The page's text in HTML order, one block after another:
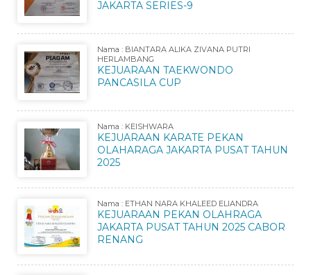
JAKARTA SERIES-9
Nama : BIANTARA ALIKA ZIVANA PUTRI
HERLAMBANG
KEJUARAAN TAEKWONDO
PANCASILA CUP
Nama : KEISHWARA
KEJUARAAN KARATE PEKAN
OLAHARAGA JAKARTA PUSAT TAHUN
2025
Nama : ETHAN NARA KHALEED ELIANDRA
KEJUARAAN PEKAN OLAHRAGA
JAKARTA PUSAT TAHUN 2025 CABOR
RENANG